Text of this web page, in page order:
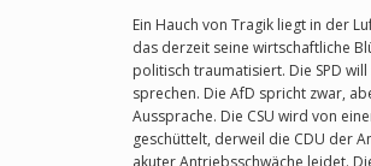
Ein Hauch von Tragik liegt in der
das derzeit seine wirtschaftliche
politisch traumatisiert. Die SPD
sprechen. Die AfD spricht zwar,
Aussprache. Die CSU wird von
geschüttelt, derweil die CDU der
akuter Antriebsschwäche leidet.